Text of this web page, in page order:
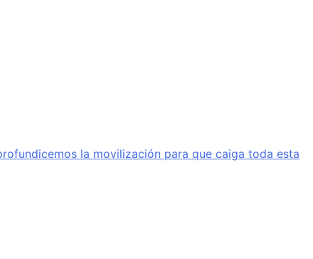
la movilización para que caiga toda esta